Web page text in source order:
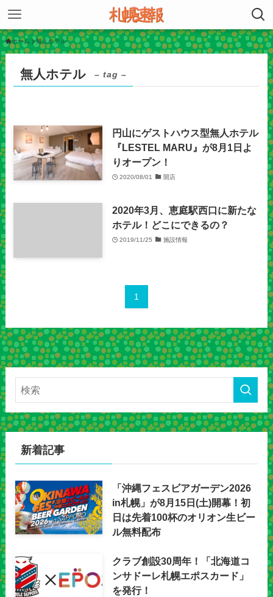
ホーム 無人ホテル
無人ホテル – tag –
円山にゲストハウス型無人ホテル
『LESTEL MARU』が8月1日よ
りオープン！
2020/08/01 開店
2020年3月、恵庭駅西口に新たな
ホテル！どこにできるの？
2019/11/25 施設情報
1
新着記事
「沖縄フェスビアガーデン2026
in札幌」が8月15日(土)開幕！初
日は先着100杯のオリオン生ビー
ル無料配布
クラブ創設30周年！「北海道コ
ンサドーレ札幌エポスカード」
を発行！